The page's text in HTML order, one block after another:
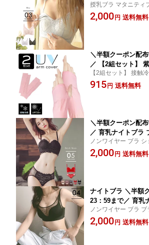
ー ブラジャー コッ
ス 大きいサイズ ス
授乳ブラ マタニティ
ース ブラジャー 前開
ズ ストラップオープ
2,000円 送料無料
＼半額クーポン配
／ 【2組セット】
ムカバー 手袋 ロ
け対策 UPF50+！接
【2組セット】 接触
ロング グローブ UV
け止め 対策 UPF50+
915円 送料無料
＼半額クーポン配
／ 育乳ナイトブラ
ノンワイヤーブラ
スポーツブラ スポ
ノンワイヤー ブラ シ
ラ ナイトブラ 上下セ
ラジャー 下着 インナ
2,000円 送料無料
ナイトブラ ＼半額
23：59まで／ 育乳
ー 育乳ブラ ノンワ
夜兼用 下着 スポー
ノンワイヤー ブラ ブ
ップ チュール レース
カップ Bカップ Cカ
2,000円 送料無料